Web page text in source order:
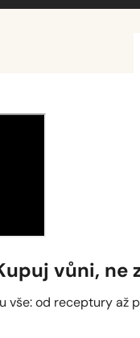
vůni, ne
vše: od receptury až